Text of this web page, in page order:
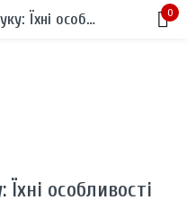
Пластики для 3D друку: Їхні особливості та відмінності 0
особливості